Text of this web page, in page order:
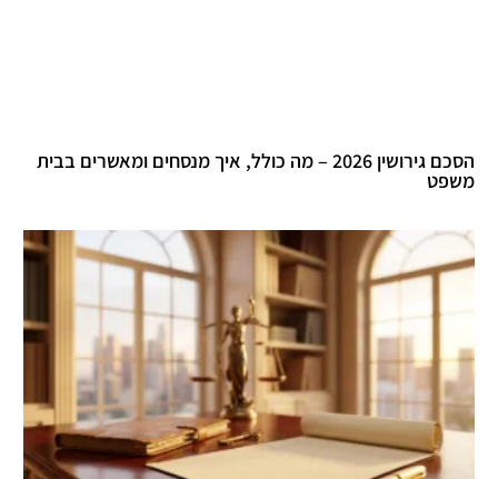
הסכם גירושין 2026 – מה כולל, איך מנסחים ומאשרים בבית
משפט